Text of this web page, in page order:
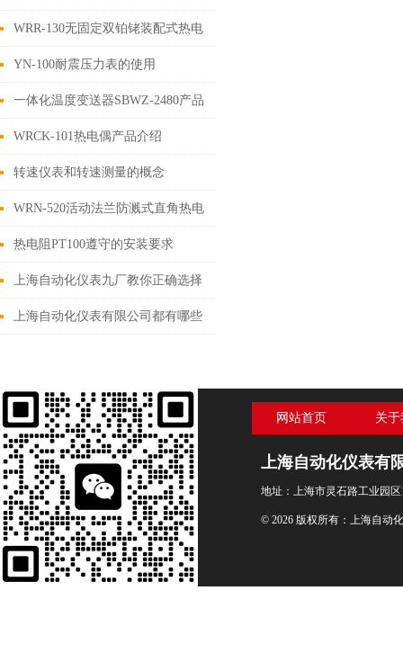
和电接点的定义
WRR-130无固定双铂铑装配式热电
偶使用说明
YN-100耐震压力表的使用
一体化温度变送器SBWZ-2480产品
介绍
WRCK-101热电偶产品介绍
转速仪表和转速测量的概念
WRN-520活动法兰防溅式直角热电
偶使用说明
热电阻PT100遵守的安装要求
上海自动化仪表九厂教你正确选择
液体涡轮流量计的方法
上海自动化仪表有限公司都有哪些
网站首页 关
上海自动化仪表有
地址：上海市灵石路工业园区
© 2026 版权所有：上海自动